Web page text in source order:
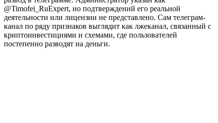
@Timofei_RuExpert, но подтверждений его реальной
деятельности или лицензии не представлено. Сам телеграм-
канал по ряду признаков выглядит как лжеканал, связанный с
криптоинвестициями и схемами, где пользователей
постепенно разводят на деньги.